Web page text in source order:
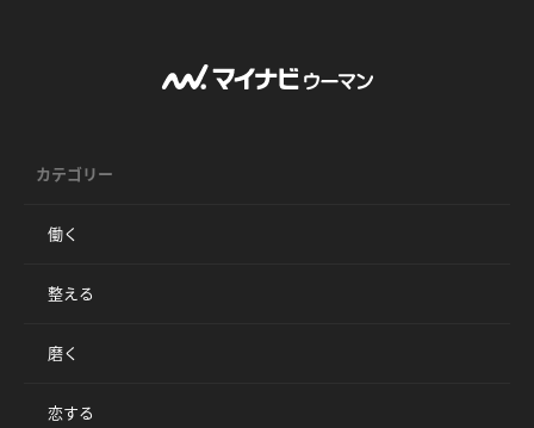
カテゴリー
働く
整える
磨く
恋する